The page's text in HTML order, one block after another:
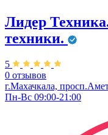
Лидер
техники.
5
0 отзывов
г.Махачкала,
Пн-Вс 09:00-21:00